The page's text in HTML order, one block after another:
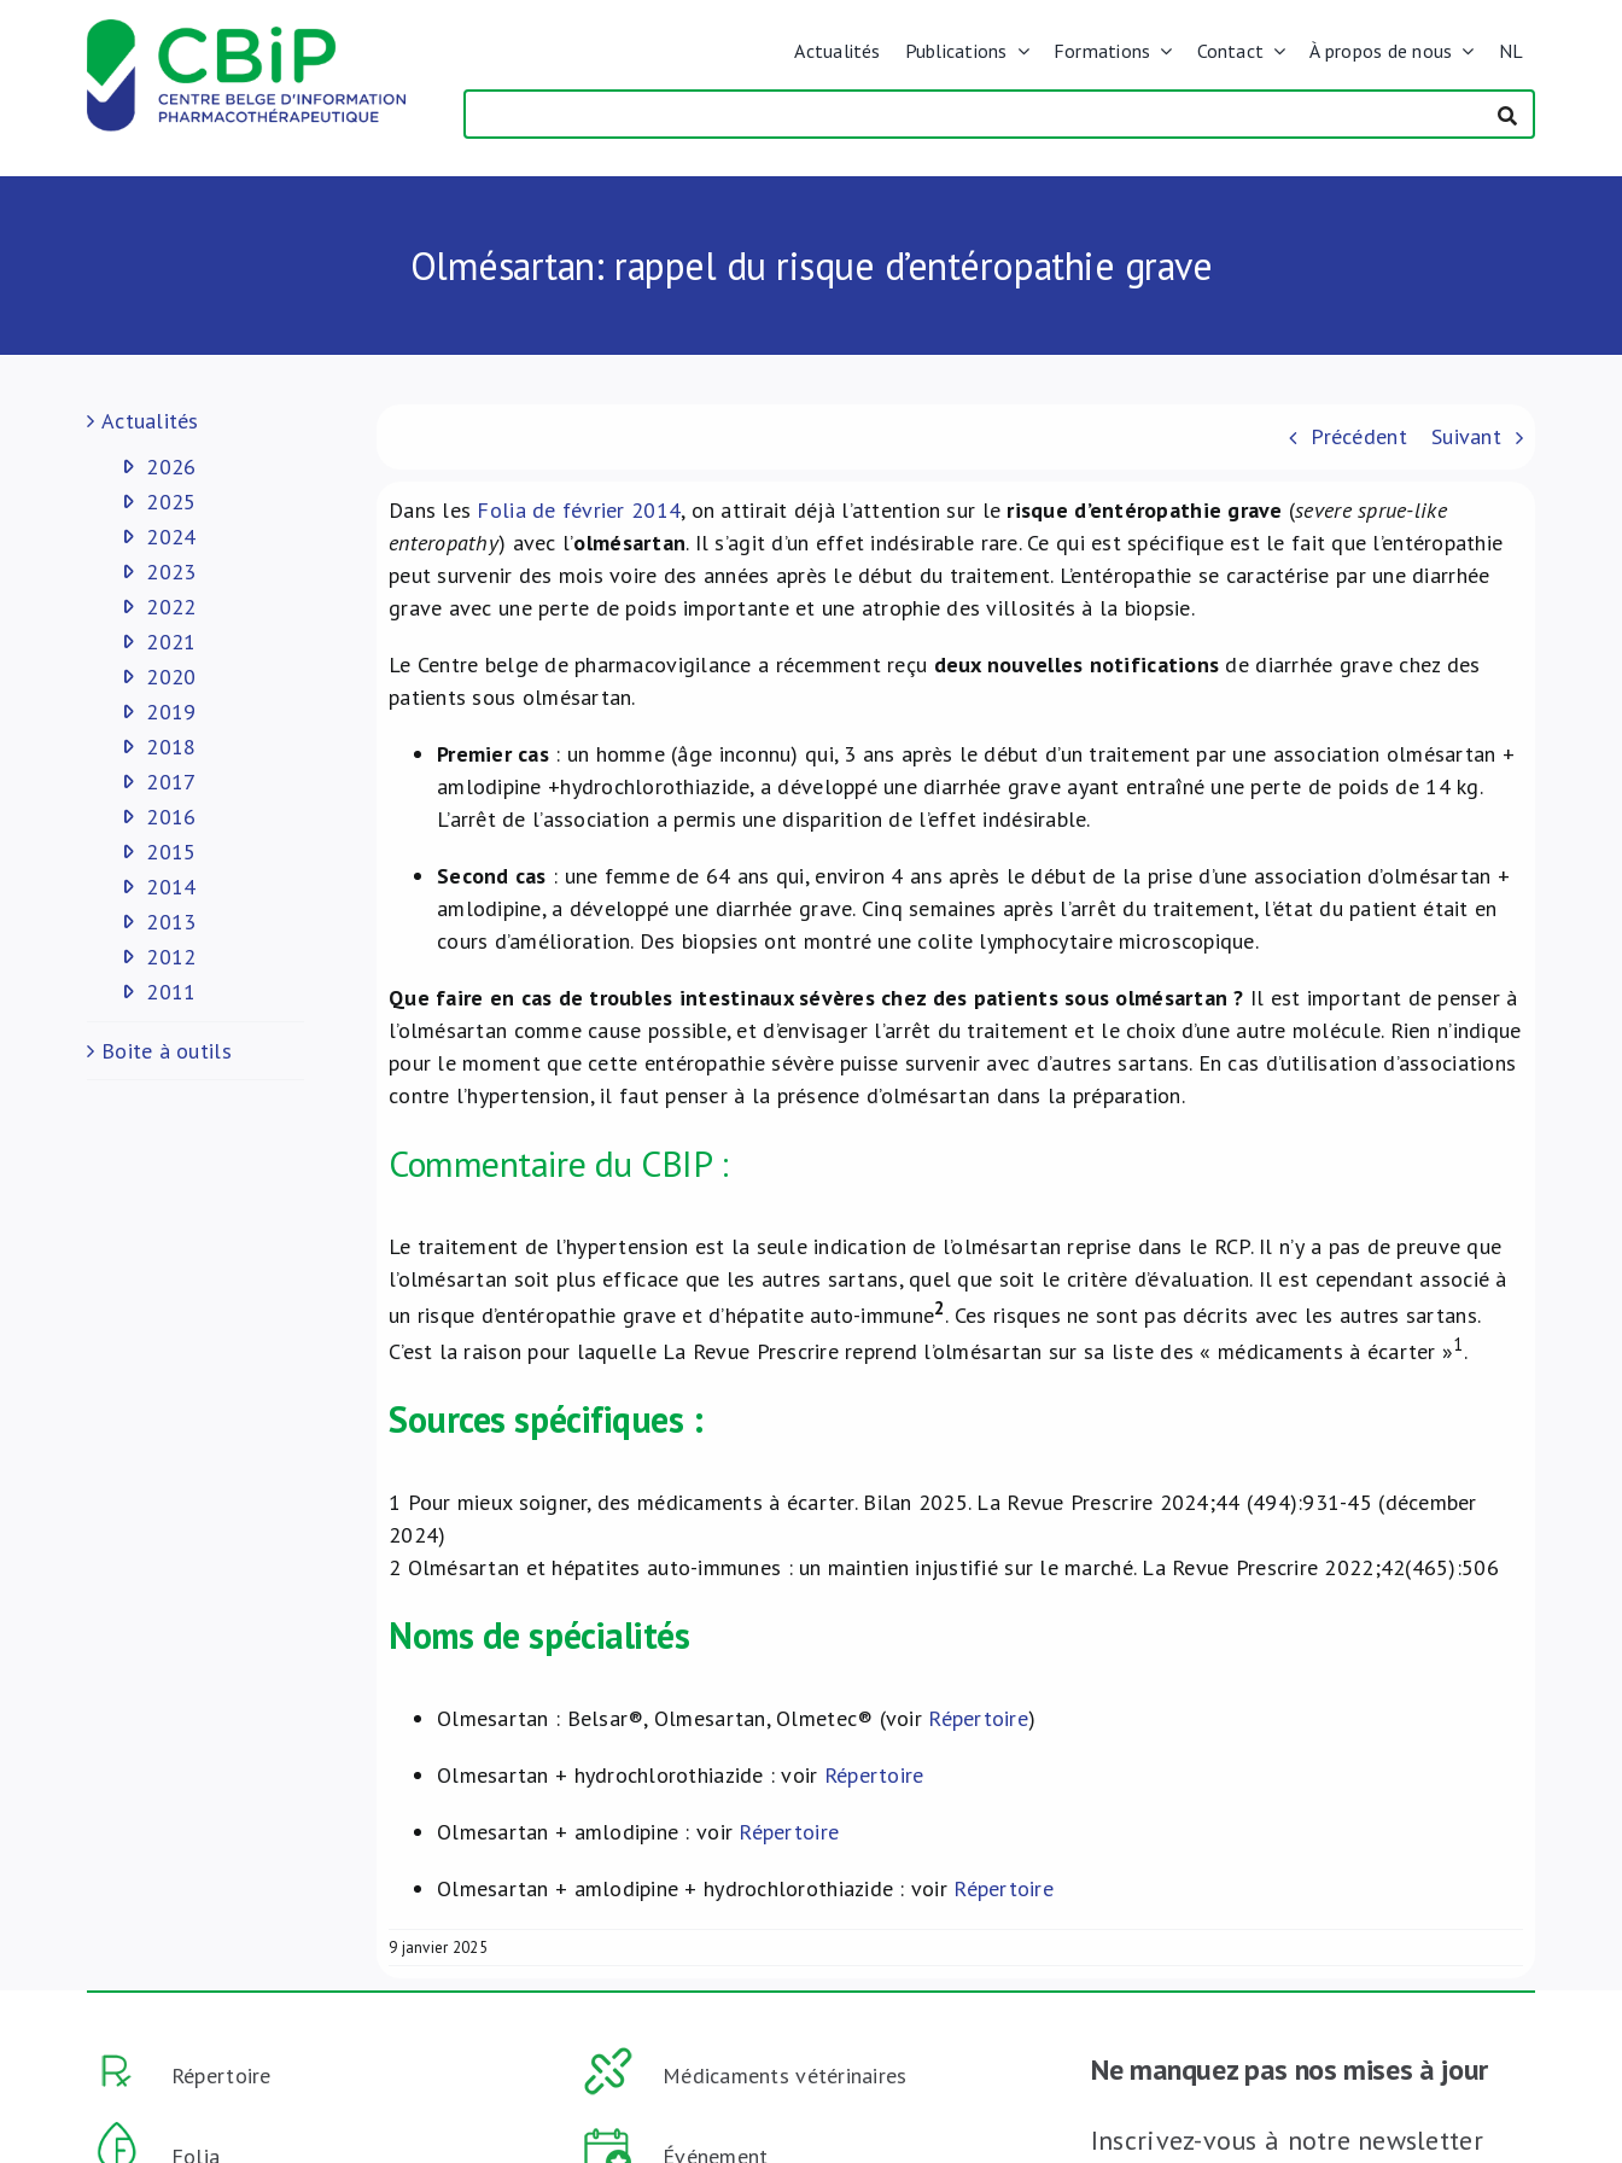
Actualités Publications Formations Contact À propos de nous NL
Olmésartan: rappel du risque d’entéropathie grave
Précédent Suivant
Dans les Folia de février 2014, on attirait déjà l’attention sur le risque d’entéropathie grave (severe sprue-like
enteropathy) avec l’olmésartan. Il s’agit d’un effet indésirable rare. Ce qui est spécifique est le fait que l’entéropathie
peut survenir des mois voire des années après le début du traitement. L’entéropathie se caractérise par une diarrhée
grave avec une perte de poids importante et une atrophie des villosités à la biopsie.
Le Centre belge de pharmacovigilance a récemment reçu deux nouvelles notifications de diarrhée grave chez des
patients sous olmésartan.
Premier cas: un homme (âge inconnu) qui, 3 ans après le début d’un traitement par une association olmésartan +
amlodipine +hydrochlorothiazide, a développé une diarrhée grave ayant entraîné une perte de poids de 14 kg.
L’arrêt de l’association a permis une disparition de l’effet indésirable.
Second cas : une femme de 64 ans qui, environ 4 ans après le début de la prise d’une association d’olmésartan +
amlodipine, a développé une diarrhée grave. Cinq semaines après l’arrêt du traitement, l’état du patient était en
cours d’amélioration. Des biopsies ont montré une colite lymphocytaire microscopique.
Que faire en cas de troubles intestinaux sévères chez des patients sous olmésartan ? Il est important de penser à
l’olmésartan comme cause possible, et d’envisager l’arrêt du traitement et le choix d’une autre molécule. Rien n’indique
pour le moment que cette entéropathie sévère puisse survenir avec d’autres sartans. En cas d’utilisation d’associations
contre l’hypertension, il faut penser à la présence d’olmésartan dans la préparation.
Commentaire du CBIP :
Le traitement de l’hypertension est la seule indication de l’olmésartan reprise dans le RCP. Il n’y a pas de preuve que
l’olmésartan soit plus efficace que les autres sartans, quel que soit le critère d’évaluation. Il est cependant associé à
un risque d’entéropathie grave et d’hépatite auto-immune2. Ces risques ne sont pas décrits avec les autres sartans.
C’est la raison pour laquelle La Revue Prescrire reprend l’olmésartan sur sa liste des « médicaments à écarter »1.
Sources spécifiques :
1 Pour mieux soigner, des médicaments à écarter. Bilan 2025. La Revue Prescrire 2024;44 (494):931-45 (décember
2024)
2 Olmésartan et hépatites auto-immunes : un maintien injustifié sur le marché. La Revue Prescrire 2022;42(465):506
Noms de spécialités
Olmesartan : Belsar®, Olmesartan, Olmetec® (voir Répertoire)
Olmesartan + hydrochlorothiazide : voir Répertoire
Olmesartan + amlodipine : voir Répertoire
Olmesartan + amlodipine + hydrochlorothiazide : voir Répertoire
9 janvier 2025
Actualités
2026
2025
2024
2023
2022
2021
2020
2019
2018
2017
2016
2015
2014
2013
2012
2011
Boite à outils
Répertoire Médicaments vétérinaires
Folia Événement
Ne manquez pas nos mises à jour
Inscrivez-vous à notre newsletter